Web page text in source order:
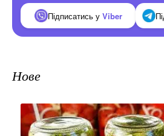
Підписатись у Viber
Нове